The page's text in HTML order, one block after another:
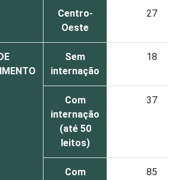
Centro-
Oeste
27
Sem
internação
18
Com
internação
(até 50
leitos)
37
Com
85